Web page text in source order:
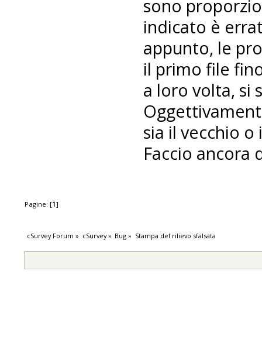
sono
indicato è
appunto, le
il primo file
a loro volta, si
sia il vecchio
Faccio ancora
Pagine: [1]
cSurvey Forum » cSurvey» Bug » Stampa del rilievo sfalsata